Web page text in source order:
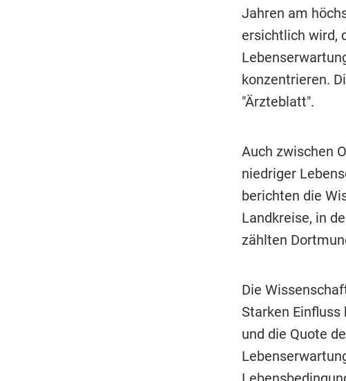
Jahren am
ersichtlich wird,
konzentrieren.
"Ärzteblatt".
Auch zwischen
niedriger
berichten die
Landkreise, in
zählten
Die
Starken
und die Quote